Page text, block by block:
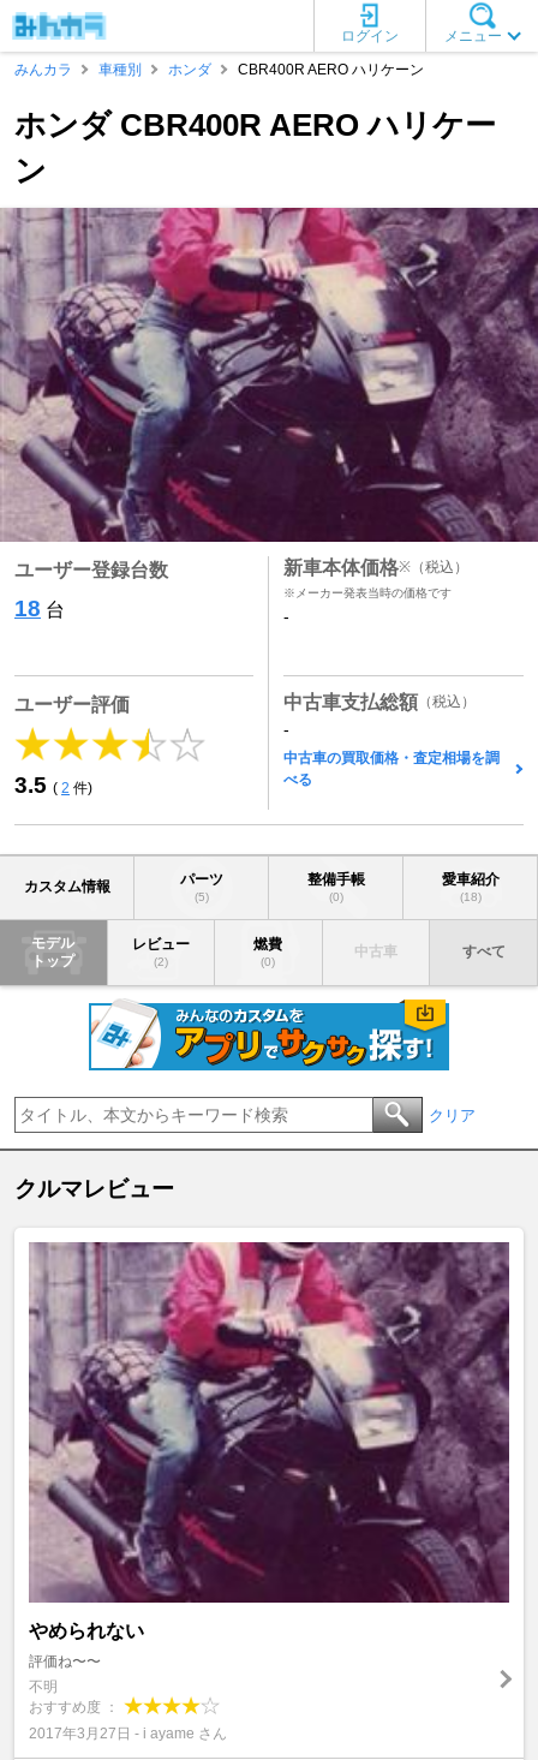
メニュー
ログイン
みんカラ
車種別 ホンダ CBR400R AERO ハリケーン
ホンダ CBR400R AERO ハリケー
ン
ユーザー登録台数
18 台
ユーザー評価
3.5 ( 2 件)
新車本体価格※ （税込）
※メーカー発表当時の価格です
-
中古車支払総額 （税込）
-
中古車の買取価格・査定相場を調
べる
カスタム情報 パーツ
(5)
整備手帳
(0)
愛車紹介
(18)
モデル
トップ
レビュー
(2)
燃費
(0)
中古車 すべて
クリア
クルマレビュー
やめられない
評価ね〜〜
不明
おすすめ度 ：
2017年3月27日 - i ayame さん